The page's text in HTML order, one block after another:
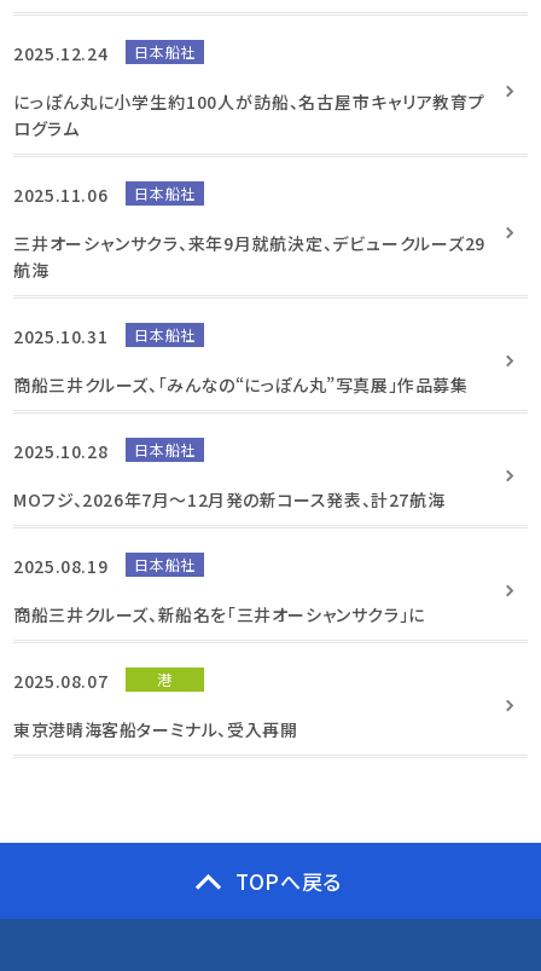
2025.12.24 日本船社
にっぽん丸に小学生約100人が訪船、名古屋市キャリア教育プ
ログラム
2025.11.06 日本船社
三井オーシャンサクラ、来年9月就航決定、デビュークルーズ29
航海
2025.10.31 日本船社
商船三井クルーズ、「みんなの“にっぽん丸”写真展」作品募集
2025.10.28 日本船社
MOフジ、2026年7月～12月発の新コース発表、計27航海
2025.08.19 日本船社
商船三井クルーズ、新船名を「三井オーシャンサクラ」に
2025.08.07 港
東京港晴海客船ターミナル、受入再開
TOPへ戻る